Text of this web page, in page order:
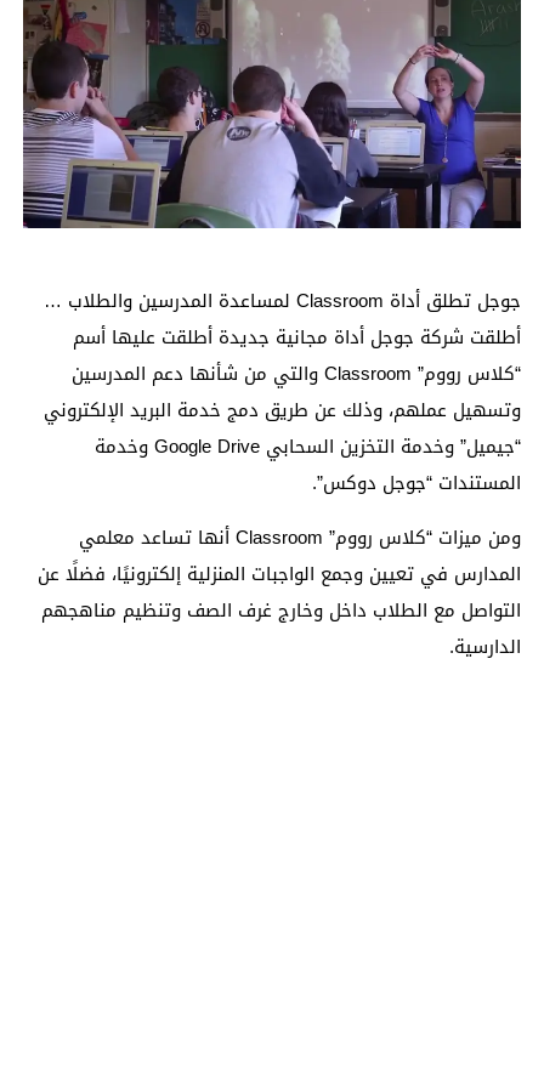
جوجل تطلق أداة Classroom لمساعدة المدرسين والطلاب …
أطلقت شركة جوجل أداة مجانية جديدة أطلقت عليها أسم
“كلاس رووم” Classroom والتي من شأنها دعم المدرسين
وتسهيل عملهم، وذلك عن طريق دمج خدمة البريد الإلكتروني
“جيميل” وخدمة التخزين السحابي Google Drive وخدمة
المستندات “جوجل دوكس”.
ومن ميزات “كلاس رووم” Classroom أنها تساعد معلمي
المدارس في تعيين وجمع الواجبات المنزلية إلكترونيًا، فضلًا عن
التواصل مع الطلاب داخل وخارج غرف الصف وتنظيم مناهجهم
الدارسية.